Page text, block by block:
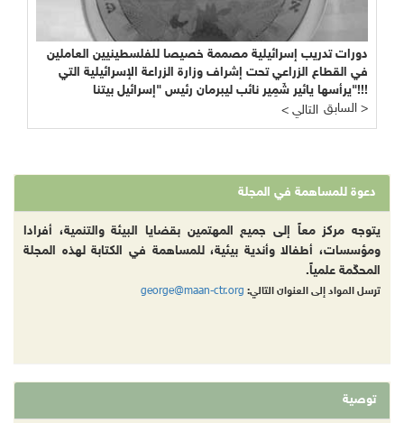
دورات تدريب إسرائيلية مصممة خصيصا للفلسطينيين العاملين
في القطاع الزراعي تحت إشراف وزارة الزراعة الإسرائيلية التي
يرأسها يائير شَمِير نائب ليبرمان رئيس "إسرائيل بيتنا"!!!
< التالي
السابق >
دعوة للمساهمة في المجلة
يتوجه مركز معاً إلى جميع المهتمين بقضايا البيئة والتنمية، أفرادا
ومؤسسات، أطفالا وأندية بيئية، للمساهمة في الكتابة لهذه المجلة
المحكّمة علمياً.
ترسل المواد إلى العنوان التالي: george@maan-ctr.org
توصية